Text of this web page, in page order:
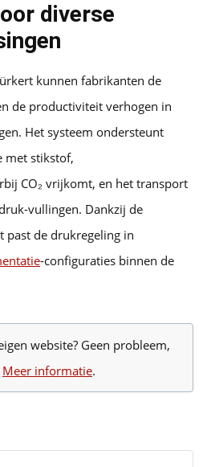
diverse
kunnen fabrikanten de
de productiviteit verhogen in
Het systeem ondersteunt
met stikstof,
CO₂ vrijkomt, en het transport
vullingen. Dankzij de
past de drukregeling in
-configuraties binnen de
website? Geen probleem,
Meer informatie.